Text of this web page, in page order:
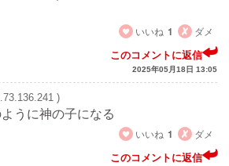
いいね 1 ダメ
このコメントに返信
2025年05月18日 13:05
)
うに神の子になる
いいね 1 ダメ
このコメントに返信